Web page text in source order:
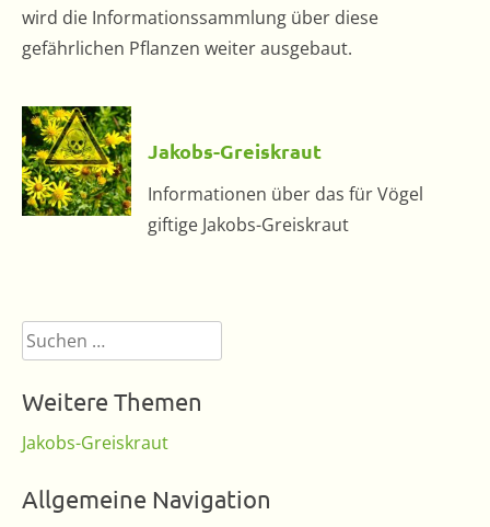
wird die Informationssammlung über diese
gefährlichen Pflanzen weiter ausgebaut.
Jakobs-Greiskraut
Informationen über das für Vögel
giftige Jakobs-Greiskraut
Suchen
nach:
Weitere Themen
Jakobs-Greiskraut
Allgemeine Navigation